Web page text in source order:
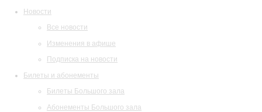
Новости
Все новости
Изменения в афише
Подписка на новости
Билеты и абонементы
Билеты Большого зала
Абонементы Большого зала